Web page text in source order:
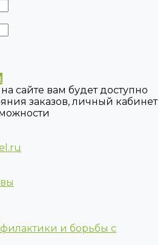
сайте вам будет доступно
заказов, личный кабинет
и борьбы с